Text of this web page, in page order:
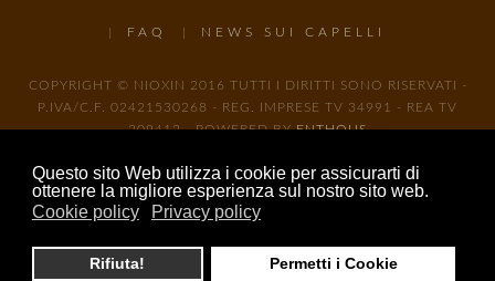
Questo sito Web utilizza i cookie per assicurarti di
ottenere la migliore esperienza sul nostro sito web.
Cookie policy
Privacy policy
Rifiuta! Permetti i Cookie
FAQ NEWS SUI CAPELLI
COPYRIGHT © NIOXIN 2016 TUTTI I DIRITTI SONO RISERVATI -
P.IVA/C.F. 02421530268 - REG. IMPRESE TV 34991 - REA TV
209412 - POWERED BYENTHOUS